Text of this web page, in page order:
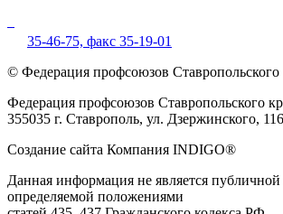
35-46-75, факс 35-19-01
© Федерация профсоюзов Ставропольского
Федерация профсоюзов Ставропольского
355035 г. Ставрополь, ул. Дзержинского,
Создание сайта Компания INDIGO®
Данная информация не является публичной
определяемой положениями